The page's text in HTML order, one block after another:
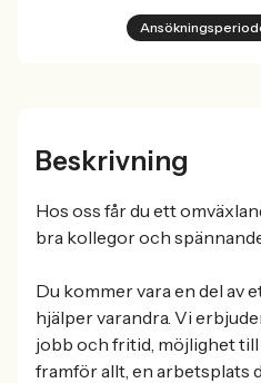
Beskrivning
Hos oss får du ett
bra kollegor och
Du kommer vara en del av
hjälper varandra. Vi
jobb och fritid, möjlighet
framför allt, en arbetsplats